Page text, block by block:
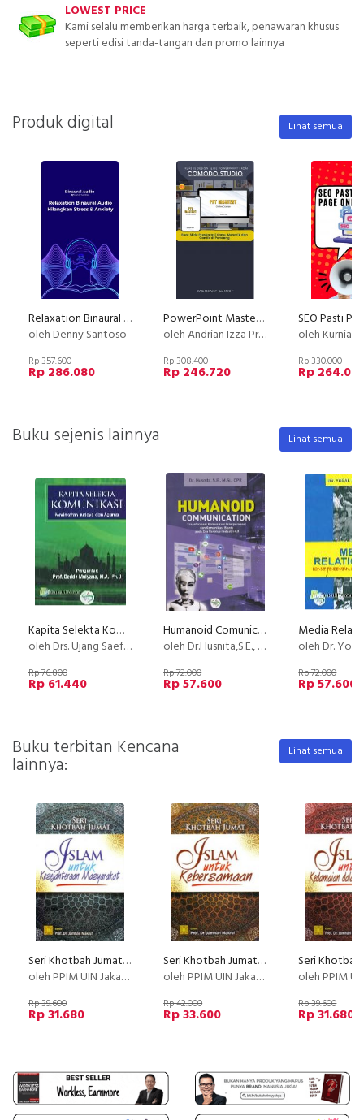
LOWEST PRICE
Kami selalu memberikan harga terbaik, penawaran khusus
seperti edisi tanda-tangan dan promo lainnya
Produk digital Lihat semua
Relaxation Binaural Audio - Hilangkan Stress & Anxiety
oleh Denny Santoso
Rp 357.600
Rp 286.080
PowerPoint Mastery: Membuat Slide PowerPoint yang Menarik
oleh Andrian Izza Prayudhi
Rp 308.400
Rp 246.720
oleh
Rp 330.000
Rp
Buku sejenis lainnya Lihat semua
Kapita Selekta Komunikasi : Pendekatan Budaya dan Agama
oleh Drs. Ujang Saefullah, M. Si
Rp 76.800
Rp 61.440
Humanoid Comunication
oleh Dr.Husnita,S.E., M.Si., CPR
Rp 72.000
Rp 57.600
oleh Dr. Yosal
Rp 72.000
Rp 57.600
Buku terbitan Kencana
lainnya:
Lihat semua
Seri Khotbah Jumat: Islam Untuk Kesejahteraan Masyarakat (Disc 50%)
oleh PPIM UIN Jakarta
Rp 39.600
Rp 31.680
Seri Khotbah Jumat: Islam Untuk Kebersamaan (Disc 50%)
oleh PPIM UIN Jakarta
Rp 42.000
Rp 33.600
oleh PPIM UIN
Rp 39.600
Rp 31.680